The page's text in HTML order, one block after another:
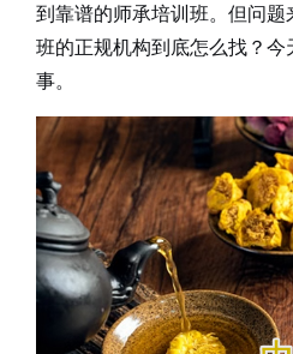
到靠谱的师承培训班。但问题
班的正规机构到底怎么找？
事。